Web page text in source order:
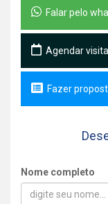
Falar pelo
Agendar visita
Fazer
Nome completo